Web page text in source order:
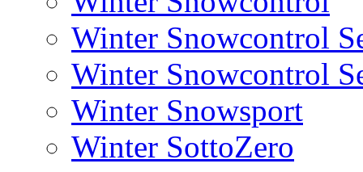
Winter Snowcontrol
Winter Snowcontrol
Winter Snowsport
Winter SottoZero